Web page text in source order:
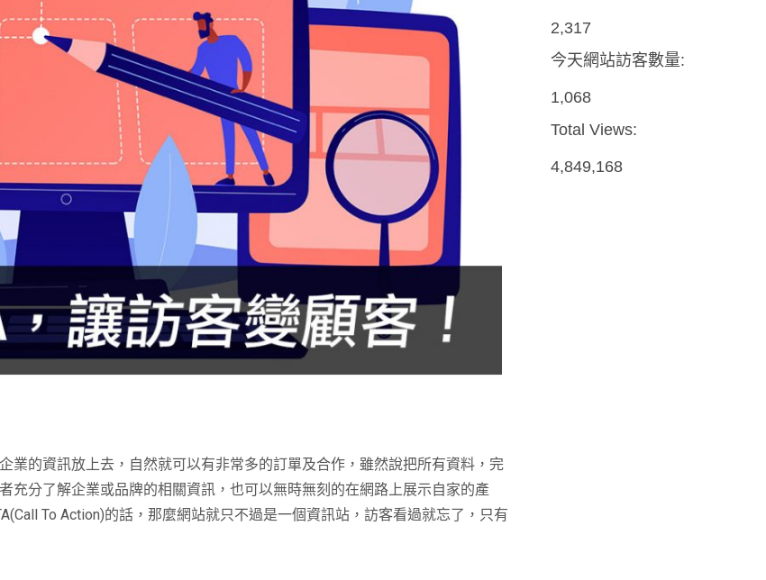
業的資訊放上去，自然就可以有非常多的訂單及合作，雖然說把所有資料，完
充分了解企業或品牌的相關資訊，也可以無時無刻的在網路上展示自家的產
To Action)的話，那麼網站就只不過是一個資訊站，訪客看過就忘了，只有
2,317
今天網站訪客數量:
1,068
Total Views:
4,849,168